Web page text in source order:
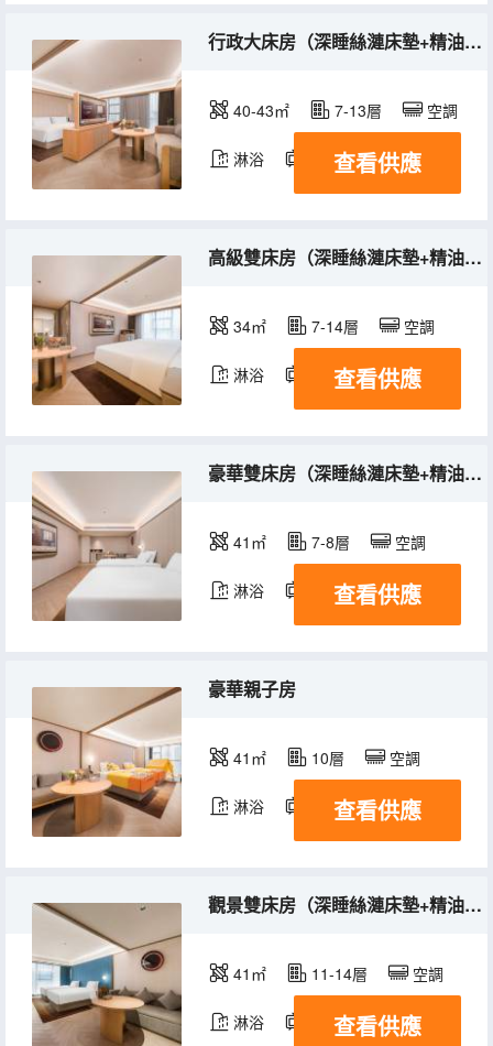
行政大床房（深睡絲漣床墊+精油洗護用品+配有小冰箱）
40-43㎡ 7-13層 空調
淋浴 電視機 冰箱
查看供應
高級雙床房（深睡絲漣床墊+精油洗護用品+配有小冰箱）
34㎡ 7-14層 空調
淋浴 電視機 冰箱
查看供應
豪華雙床房（深睡絲漣床墊+精油洗護用品+配有小冰箱）
41㎡ 7-8層 空調
淋浴 電視機 冰箱
查看供應
豪華親子房
41㎡ 10層 空調
淋浴 電視機 冰箱
查看供應
觀景雙床房（深睡絲漣床墊+精油洗護用品+配有小冰箱）
41㎡ 11-14層 空調
淋浴 電視機 冰箱
查看供應